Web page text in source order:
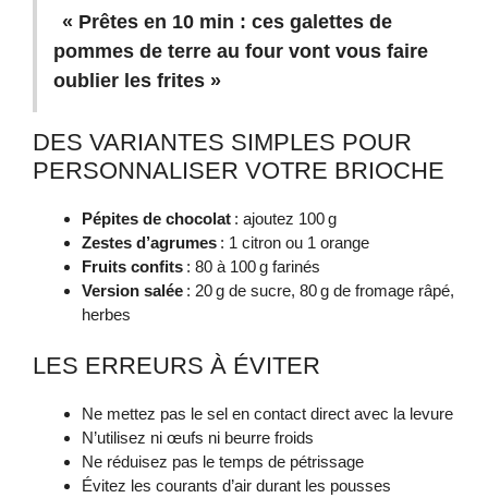
« Prêtes en 10 min : ces galettes de
pommes de terre au four vont vous faire
oublier les frites »
DES VARIANTES SIMPLES POUR
PERSONNALISER VOTRE BRIOCHE
Pépites de chocolat : ajoutez 100 g
Zestes d’agrumes : 1 citron ou 1 orange
Fruits confits : 80 à 100 g farinés
Version salée : 20 g de sucre, 80 g de fromage râpé,
herbes
LES ERREURS À ÉVITER
Ne mettez pas le sel en contact direct avec la levure
N’utilisez ni œufs ni beurre froids
Ne réduisez pas le temps de pétrissage
Évitez les courants d’air durant les pousses